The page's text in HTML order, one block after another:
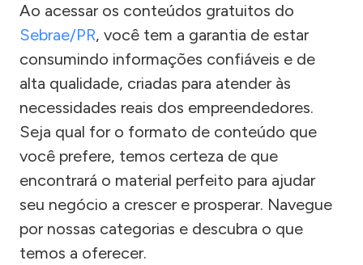
Ao acessar os conteúdos gratuitos do
Sebrae/PR, você tem a garantia de estar
consumindo informações confiáveis e de
alta qualidade, criadas para atender às
necessidades reais dos empreendedores.
Seja qual for o formato de conteúdo que
você prefere, temos certeza de que
encontrará o material perfeito para ajudar
seu negócio a crescer e prosperar. Navegue
por nossas categorias e descubra o que
temos a oferecer.